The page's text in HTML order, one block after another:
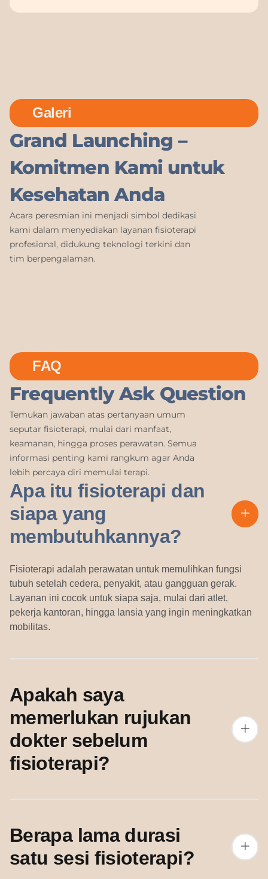
Galeri
Grand Launching –
Komitmen Kami untuk
Kesehatan Anda
Acara peresmian ini menjadi simbol dedikasi
kami dalam menyediakan layanan fisioterapi
profesional, didukung teknologi terkini dan
tim berpengalaman.
FAQ
Frequently Ask Question
Temukan jawaban atas pertanyaan umum
seputar fisioterapi, mulai dari manfaat,
keamanan, hingga proses perawatan. Semua
informasi penting kami rangkum agar Anda
lebih percaya diri memulai terapi.
Apa itu fisioterapi dan
siapa yang
membutuhkannya?
Fisioterapi adalah perawatan untuk memulihkan fungsi
tubuh setelah cedera, penyakit, atau gangguan gerak.
Layanan ini cocok untuk siapa saja, mulai dari atlet,
pekerja kantoran, hingga lansia yang ingin meningkatkan
mobilitas.
Apakah saya
memerlukan rujukan
dokter sebelum
fisioterapi?
Berapa lama durasi
satu sesi fisioterapi?